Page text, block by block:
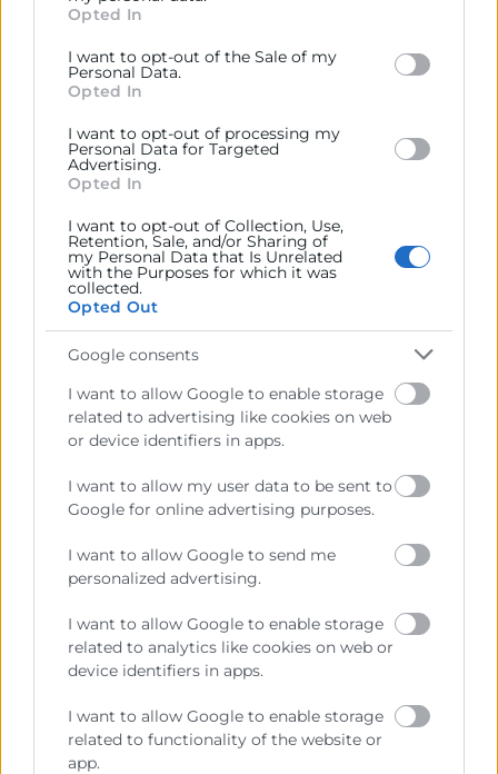
behaviour. You may click to grant or deny consent to
below specified purposes in below Google consent
section.
Opted In
I want to opt-out of the Sale of my
Personal Data.
Opted In
I want to opt-out of processing my
Personal Data for Targeted
Advertising.
Opted In
I want to opt-out of Collection, Use,
Retention, Sale, and/or Sharing of
my Personal Data that Is Unrelated
with the Purposes for which it was
collected.
Opted Out
Google consents
I want to allow Google to enable storage
related to advertising like cookies on web
or device identifiers in apps.
I want to allow my user data to be sent to
Google for online advertising purposes.
I want to allow Google to send me
personalized advertising.
I want to allow Google to enable storage
related to analytics like cookies on web or
device identifiers in apps.
I want to allow Google to enable storage
related to functionality of the website or
app.
Cámara València es una corporación de derecho público,
Prestar servicios a las empresas.
Representar, promocionar y defender los intereses
generales del comercio, la industria y la navegación.
Ejercitar las competencias de carácter público
previstas en la Ley, o que puedan encomendar y
delegar las Administraciones Públicas.
Recursos
Sobre la Cámara
Transparencia
Precio mesa citricos
Enlaces de Interés
Fondos Estructurales